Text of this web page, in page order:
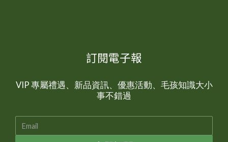
訂閱電子報
VIP 專屬禮遇、新品資訊、優惠活動、毛孩知識大小
事不錯過